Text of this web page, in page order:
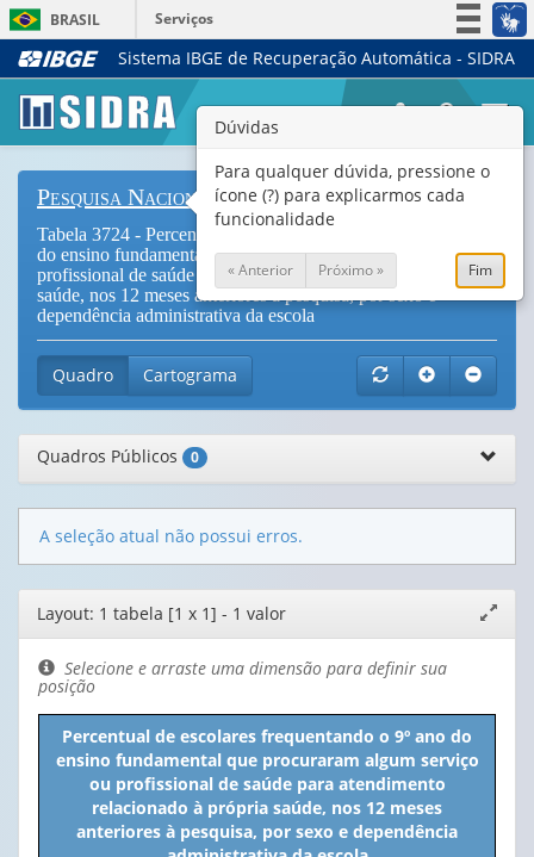
BRASIL
Serviços
Simplifique!
Legislação
Canais
Sistema IBGE de Recuperação Automática - SIDRA
Pesquisa Nacional de Saúde do Escolar
Tabela 3724 - Percentual de escolares frequentando o 9º ano
do ensino fundamental que procuraram algum serviço ou
profissional de saúde para atendimento relacionado à própria
saúde, nos 12 meses anteriores à pesquisa, por sexo e
dependência administrativa da escola
Quadro Cartograma
Quadros Públicos 0
A seleção atual não possui erros.
Editor
de
layout
janela
Layout: 1 tabela [1 x 1] - 1 valor
Selecione e arraste uma dimensão para definir sua
posição
Percentual de escolares frequentando o 9º ano do
ensino fundamental que procuraram algum serviço
ou profissional de saúde para atendimento
relacionado à própria saúde, nos 12 meses
anteriores à pesquisa, por sexo e dependência
Dúvidas
Para qualquer dúvida, pressione o
ícone (?) para explicarmos cada
funcionalidade
« Anterior Próximo » Fim